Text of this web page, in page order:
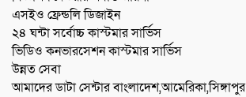
এসইও ফ্রেন্ডলি ডিজাইন
২৪ ঘন্টা সর্বোচ্চ কাস্টমার সার্ভিস
ভিডিও কনভারসেশন কাস্টমার সার্ভিস
উন্নত সেবা
আমাদের ডাটা সেন্টার বাংলাদেশ,আমেরিকা,সিঙ্গাপুর